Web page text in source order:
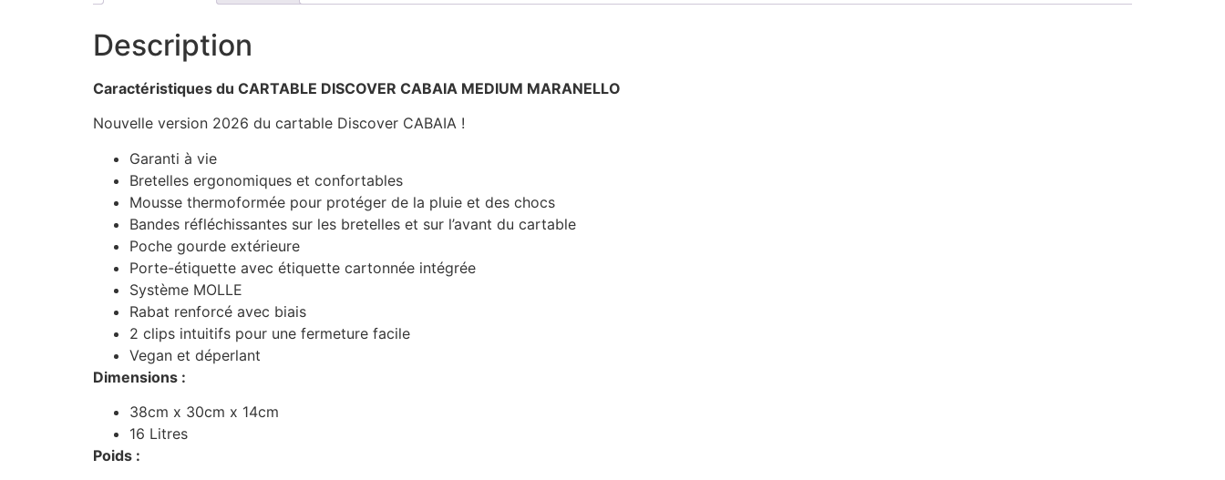
Description
Caractéristiques du CARTABLE DISCOVER CABAIA MEDIUM MARANELLO
Nouvelle version 2026 du cartable Discover CABAIA !
Garanti à vie
Bretelles ergonomiques et confortables
Mousse thermoformée pour protéger de la pluie et des chocs
Bandes réfléchissantes sur les bretelles et sur l’avant du cartable
Poche gourde extérieure
Porte-étiquette avec étiquette cartonnée intégrée
Système MOLLE
Rabat renforcé avec biais
2 clips intuitifs pour une fermeture facile
Vegan et déperlant
Dimensions :
38cm x 30cm x 14cm
16 Litres
Poids :